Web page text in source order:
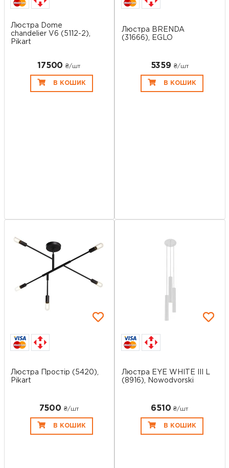
Люстра Dome
chandelier V6 (5112-2),
Pikart
17500 ₴/шт
В КОШИК
Люстра BRENDA
(31666), EGLO
5359 ₴/шт
В КОШИК
Люстра Простір (5420),
Pikart
7500 ₴/шт
В КОШИК
Люстра EYE WHITE III L
(8916), Nowodvorski
6510 ₴/шт
В КОШИК